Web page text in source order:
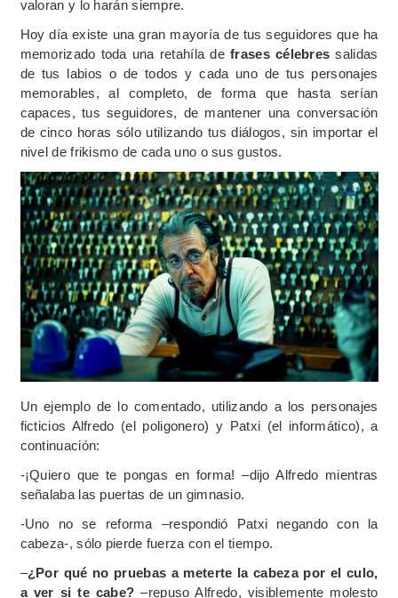
valoran y lo harán siempre.
Hoy día existe una gran mayoría de tus seguidores que ha
memorizado toda una retahíla defrases célebres salidas
de tus labios o de todos y cada uno de tus personajes
memorables, al completo, de forma que hasta serían
capaces, tus seguidores, de mantener una conversación
de cinco horas sólo utilizando tus diálogos, sin importar el
nivel de frikismo de cada uno o sus gustos.
Un ejemplo de lo comentado, utilizando a los personajes
ficticios Alfredo (el poligonero) y Patxi (el informático), a
continuación:
-¡Quiero que te pongas en forma! –dijo Alfredo mientras
señalaba las puertas de un gimnasio.
-Uno no se reforma –respondió Patxi negando con la
cabeza-, sólo pierde fuerza con el tiempo.
–¿Por qué no pruebas a meterte la cabeza por el culo,
a ver si te cabe? –repuso Alfredo, visiblemente molesto